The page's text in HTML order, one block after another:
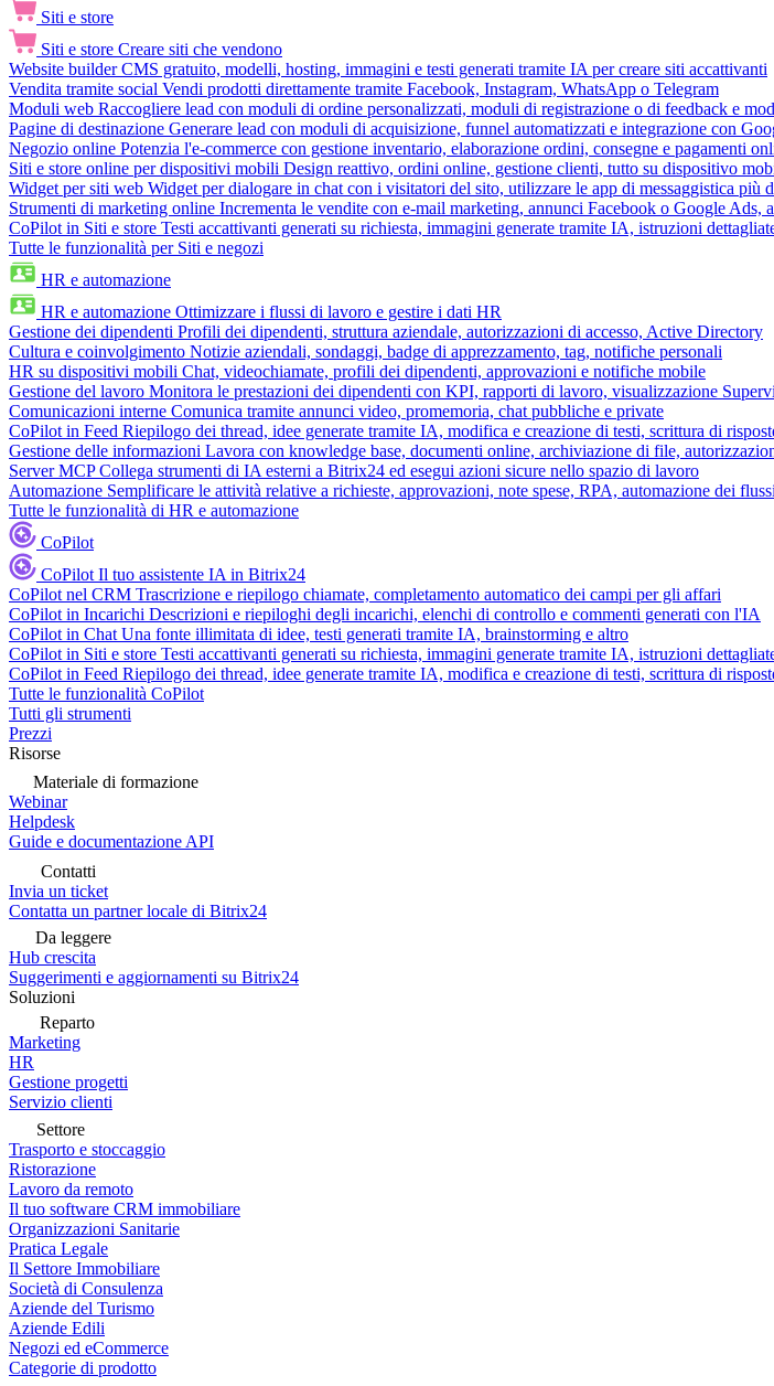
Siti e store
Siti e store Creare siti che vendono
Website builder CMS gratuito, modelli, hosting, immagini e testi generati tramite IA per creare siti accattivanti
Vendita tramite social Vendi prodotti direttamente tramite Facebook, Instagram, WhatsApp o Telegram
Moduli web Raccogliere lead con moduli di ordine personalizzati, moduli di registrazione o di feedback e
Pagine di destinazione Generare lead con moduli di acquisizione, funnel automatizzati e integrazione con
Negozio online Potenzia l'e-commerce con gestione inventario, elaborazione ordini, consegne e pagamenti
Siti e store online per dispositivi mobili Design reattivo, ordini online, gestione clienti, tutto su dispositivo
Widget per siti web Widget per dialogare in chat con i visitatori del sito, utilizzare le app di messaggistica più
Strumenti di marketing online Incrementa le vendite con e-mail marketing, annunci Facebook o Google
CoPilot in Siti e store Testi accattivanti generati su richiesta, immagini generate tramite IA, istruzioni
Tutte le funzionalità per Siti e negozi
HR e automazione
HR e automazione Ottimizzare i flussi di lavoro e gestire i dati HR
Gestione dei dipendenti Profili dei dipendenti, struttura aziendale, autorizzazioni di accesso, Active Directory
Cultura e coinvolgimento Notizie aziendali, sondaggi, badge di apprezzamento, tag, notifiche personali
HR su dispositivi mobili Chat, videochiamate, profili dei dipendenti, approvazioni e notifiche mobile
Gestione del lavoro Monitora le prestazioni dei dipendenti con KPI, rapporti di lavoro, visualizzazione
Comunicazioni interne Comunica tramite annunci video, promemoria, chat pubbliche e private
CoPilot in Feed Riepilogo dei thread, idee generate tramite IA, modifica e creazione di testi, scrittura di
Gestione delle informazioni Lavora con knowledge base, documenti online, archiviazione di file,
Server MCP Collega strumenti di IA esterni a Bitrix24 ed esegui azioni sicure nello spazio di lavoro
Automazione Semplificare le attività relative a richieste, approvazioni, note spese, RPA, automazione dei
Tutte le funzionalità di HR e automazione
CoPilot
CoPilot Il tuo assistente IA in Bitrix24
CoPilot nel CRM Trascrizione e riepilogo chiamate, completamento automatico dei campi per gli affari
CoPilot in Incarichi Descrizioni e riepiloghi degli incarichi, elenchi di controllo e commenti generati con l'IA
CoPilot in Chat Una fonte illimitata di idee, testi generati tramite IA, brainstorming e altro
CoPilot in Siti e store Testi accattivanti generati su richiesta, immagini generate tramite IA, istruzioni
CoPilot in Feed Riepilogo dei thread, idee generate tramite IA, modifica e creazione di testi, scrittura di
Tutte le funzionalità CoPilot
Tutti gli strumenti
Prezzi
Risorse
Materiale di formazione
Webinar
Helpdesk
Guide e documentazione API
Contatti
Invia un ticket
Contatta un partner locale di Bitrix24
Da leggere
Hub crescita
Suggerimenti e aggiornamenti su Bitrix24
Soluzioni
Reparto
Marketing
HR
Gestione progetti
Servizio clienti
Settore
Trasporto e stoccaggio
Ristorazione
Lavoro da remoto
Il tuo software CRM immobiliare
Organizzazioni Sanitarie
Pratica Legale
Il Settore Immobiliare
Società di Consulenza
Aziende del Turismo
Aziende Edili
Negozi ed eCommerce
Categorie di prodotto